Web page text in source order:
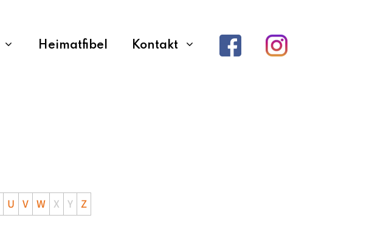
Heimatfibel Kontakt
U V W X Y Z